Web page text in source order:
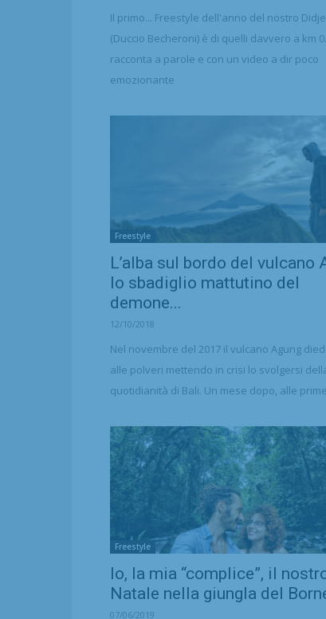
Il primo... Freestyle dell'anno del nostro
(Duccio Becheroni) è di quelli davvero a km
racconta a parole e con un video a dir poco
emozionante
Freestyle
L’alba sul bordo del vulcano
lo sbadiglio mattutino del
demone...
12/10/2018
Nel novembre del 2017 il vulcano Agung
alle polveri mettendo in crisi lo svolgersi
quotidianità di Bali. Un mese dopo, alle
Freestyle
Io, la mia “complice”, il
Natale nella giungla del
07/06/2019